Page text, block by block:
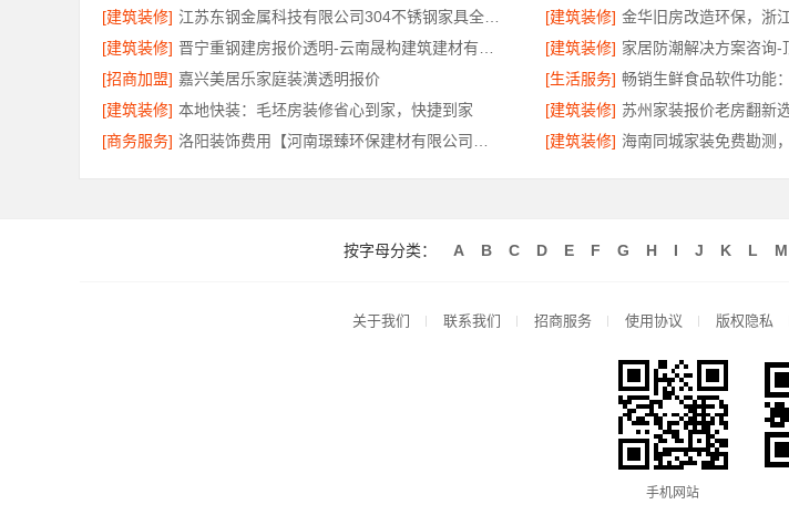
[建筑装修]
[建筑装修]
[建筑装修]
[建筑装修]
[招商加盟] 嘉兴美居乐家庭装潢透明报价 [生活服务]
[建筑装修] 本地快装：毛坯房装修省心到家，快捷到家 [建筑装修]
[商务服务]
[建筑装修]
按字母分类： A B C D E F G H I J K L M
关于我们 联系我们 招商服务 使用协议 版权隐私
手机网站